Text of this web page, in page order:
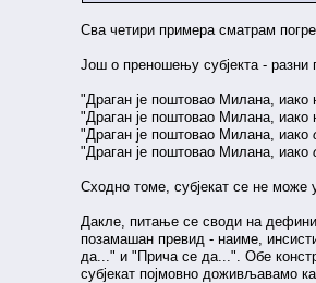
Сва четири примера сматрам
Још о преношењу субјекта -
"Драган је поштовао Милана, иако
"Драган је поштовао Милана, иако
"Драган је поштовао Милана, иако
"Драган је поштовао Милана, иако
Сходно томе, субјекат се не може
Дакле, питање се своди на
позамашан превид - наиме,
да..." и "Прича се да...". Обе
субјекат појмовно доживљавамо